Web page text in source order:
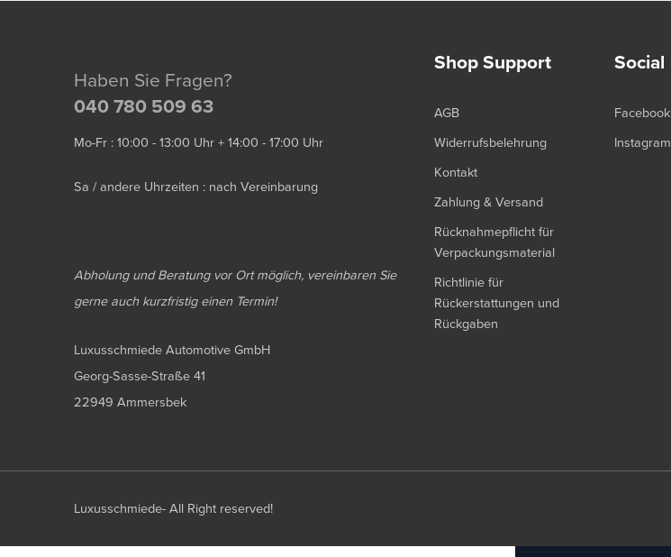
Haben Sie Fragen?
040 780 509 63
Mo-Fr : 10:00 - 13:00 Uhr + 14:00 - 17:00 Uhr
Sa / andere Uhrzeiten : nach Vereinbarung
Abholung und Beratung vor Ort möglich, vereinbaren Sie
gerne auch kurzfristig einen Termin!
Luxusschmiede Automotive GmbH
Georg-Sasse-Straße 41
22949 Ammersbek
Shop Support
AGB
Widerrufsbelehrung
Kontakt
Zahlung & Versand
Rücknahmepflicht für
Verpackungsmaterial
Richtlinie für
Rückerstattungen und
Rückgaben
Social
Facebook
Instagram
Luxusschmiede- All Right reserved!